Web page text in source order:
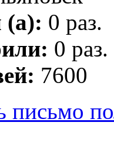
(а): 0 раз.
0 раз.
7600
письмо